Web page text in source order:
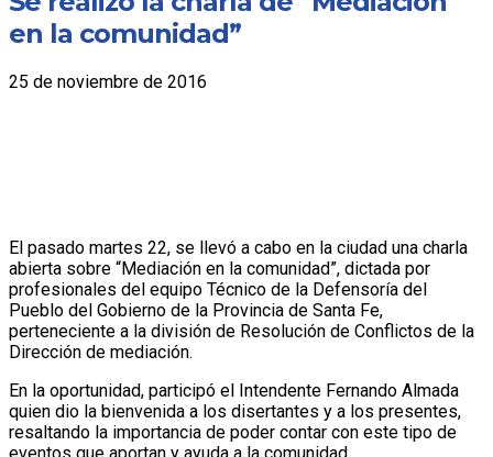
en la comunidad”
25 de noviembre de 2016
El pasado martes 22, se llevó a cabo en la ciudad una charla
abierta sobre “Mediación en la comunidad”, dictada por
profesionales del equipo Técnico de la Defensoría del
Pueblo del Gobierno de la Provincia de Santa Fe,
perteneciente a la división de Resolución de Conflictos de la
Dirección de mediación.
En la oportunidad, participó el Intendente Fernando Almada
quien dio la bienvenida a los disertantes y a los presentes,
resaltando la importancia de poder contar con este tipo de